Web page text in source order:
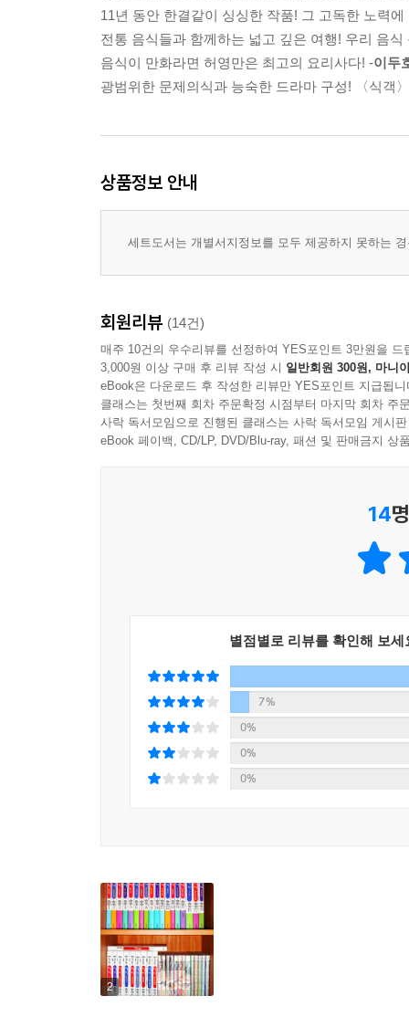
《식객》이 사회에 미친 영향
《식객》은 한국인들도 잘 몰랐던 팔도강산의 음
통해 소고기의 주요 부위, 제대로 구워 먹는 방
‘오뎅집’이 《식객》에서 소개된 이후 매상이 크
맛집’이라는 홍보문구가 등장하기도 했다. 스스
작품 내에서 안내 문구를 실었던 일명 ‘식객 취재
별책부록 《식객 매거진》 발간
《식객》 전권 세트용으로 제작한 《식객 매거진
코멘트, 독자들이 뽑은 명장면 명대사, 식객이 걸
없이 구성되었다.
* 2007년 영화 〈식객〉 개봉, 300만 관객 돌파
* 2008년 SBS 드라마 〈식객〉 방송
* 2010년 영화 〈식객 김치전쟁〉 개봉
· 수상내역 등
2003년 오늘의 우리만화상 / 2004년 대한민국
11년 동안 한결같이 싱싱한 작품! 그 고독한 노력
전통 음식들과 함께하는 넓고 깊은 여행! 우리 음식
음식이 만화라면 허영만은 최고의 요리사다! -이두
광범위한 문제의식과 능숙한 드라마 구성! 〈식객
상품정보 안내
세트도서는 개별서지정보를 모두 제공하지 못하는
회원리뷰 (14건)
매주 10건의 우수리뷰를 선정하여 YES포인트 3만원을 드
3,000원 이상 구매 후 리뷰 작성 시 일반회원 300원, 마니
eBook은 다운로드 후 작성한 리뷰만 YES포인트 지급됩니
클래스는 첫번째 회차 주문확정 시점부터 마지막 회차 주
사락 독서모임으로 진행된 클래스는 사락 독서모임 게시
eBook 페이백, CD/LP, DVD/Blu-ray, 패션 및 판매금지 상
14
별점별로 리뷰를 확인해 보세
7%
0%
0%
0%
2